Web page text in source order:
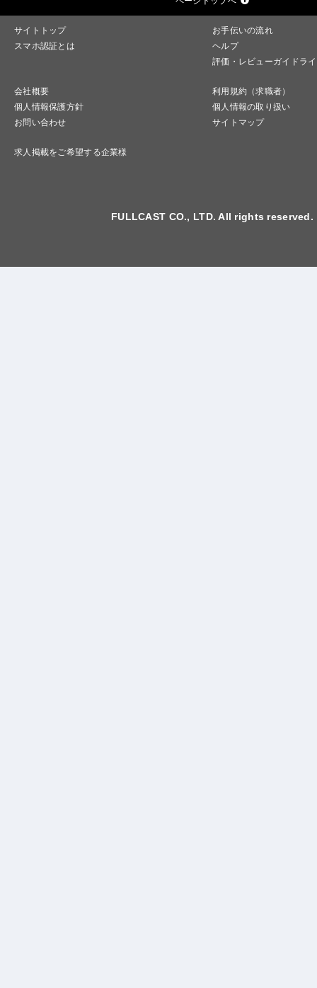
サイトトップ
お手伝いの流れ
スマホ認証とは
ヘルプ
評価・レビューガイドラ
会社概要
利用規約（求職者）
個人情報保護方針
個人情報の取り扱い
お問い合わせ
サイトマップ
求人掲載をご希望する企業様
FULLCAST CO., LTD. All rights reserved.